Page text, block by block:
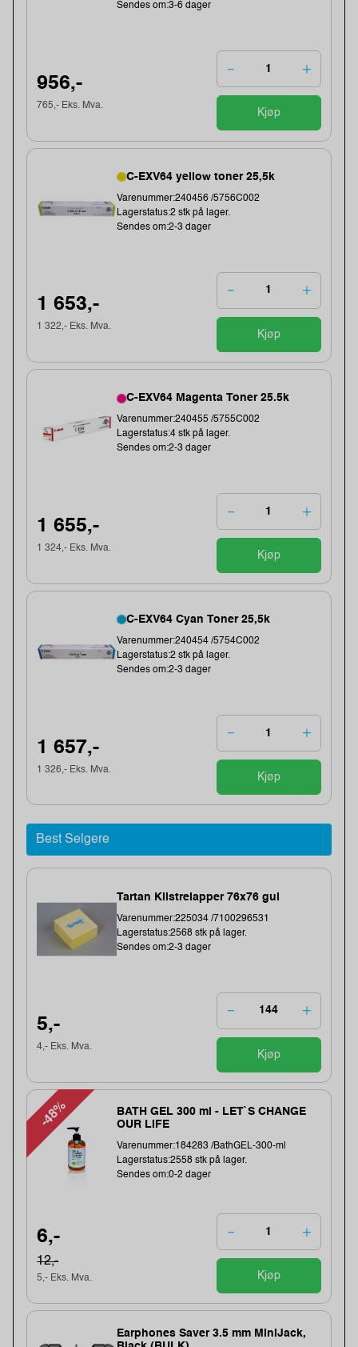
Sendes om:3-6 dager
956,-
765,- Eks. Mva.
Kjøp
C-EXV64 yellow toner 25,5k
Varenummer:240456 /5756C002
Lagerstatus:2 stk på lager.
Sendes om:2-3 dager
1 653,-
1 322,- Eks. Mva.
Kjøp
C-EXV64 Magenta Toner 25.5k
Varenummer:240455 /5755C002
Lagerstatus:4 stk på lager.
Sendes om:2-3 dager
1 655,-
1 324,- Eks. Mva.
Kjøp
C-EXV64 Cyan Toner 25,5k
Varenummer:240454 /5754C002
Lagerstatus:2 stk på lager.
Sendes om:2-3 dager
1 657,-
1 326,- Eks. Mva.
Kjøp
Best Selgere
Tartan Klistrelapper 76x76 gul
Varenummer:225034 /7100296531
Lagerstatus:2568 stk på lager.
Sendes om:2-3 dager
5,-
4,- Eks. Mva.
Kjøp
-48%
BATH GEL 300 ml - LET`S CHANGE
OUR LIFE
Varenummer:184283 /BathGEL-300-ml
Lagerstatus:2558 stk på lager.
Sendes om:0-2 dager
6,-
12,-
5,- Eks. Mva. Kjøp
Earphones Saver 3.5 mm MiniJack,